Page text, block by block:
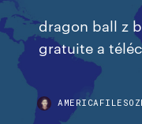
dragon ball z
gratuite a